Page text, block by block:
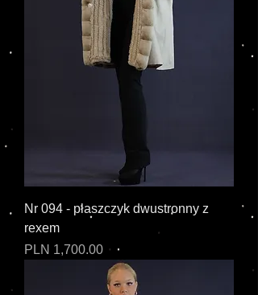
Nr 094 - płaszczyk dwustronny z
rexem
Cena
PLN 1,700.00